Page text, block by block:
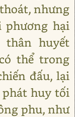
nhưng
phương hại
thân huyết
thể trong
đấu, lại
huy tối
phu, như